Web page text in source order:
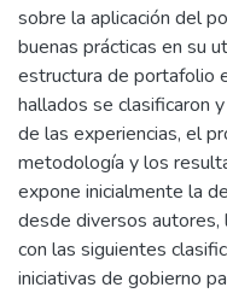
sobre la aplicación del
buenas prácticas en su
estructura de portafolio
hallados se clasificaron
de las experiencias, el
metodología y los
expone inicialmente la
desde diversos
con las siguientes
iniciativas de gobierno